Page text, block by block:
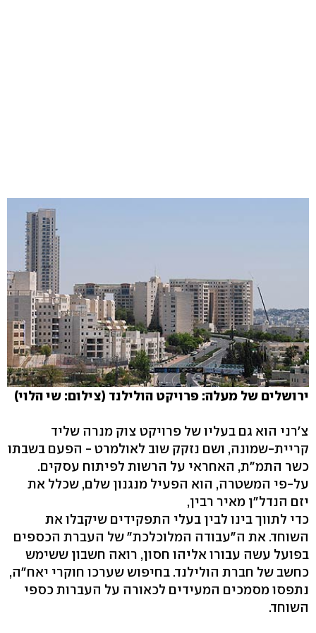
ירושלים של מעלה: פרויקט הולילנד (צילום: שי הלוי)
צ'רני הוא גם בעליו של פרויקט צוק מנרה שליד
קריית-שמונה, ושם נזקק שוב לאולמרט - הפעם בשבתו
כשר התמ"ת, האחראי על הרשות לפיתוח עסקים.
על-פי המשטרה, הוא הפעיל מנגנון שלם, שכלל את
יזם הנדל"ן מאיר רבין,
כדי לתווך בינו לבין בעלי התפקידים שיקבלו את
השוחד. את ה"עבודה המלוכלכת" של העברת הכספים
בפועל עשה עבורו אליהו חסון, רואה חשבון ששימש
כחשב של חברת הולילנד. בחיפוש שערכו חוקרי יאח"ה,
נתפסו מסמכים המעידים לכאורה על העברות כספי
השוחד.